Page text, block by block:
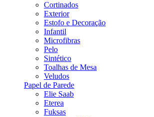
Cortinados
Exterior
Estofo e Decoração
Infantil
Microfibras
Pelo
Sintético
Toalhas de Mesa
Veludos
Papel de Parede
Elie Saab
Eterea
Fuksas